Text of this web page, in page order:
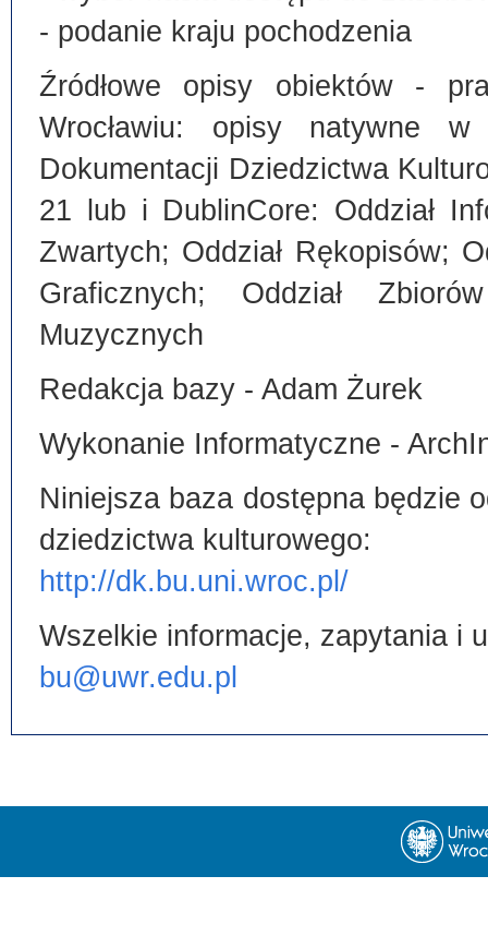
- podanie kraju pochodzenia
Źródłowe opisy obiektów -
Wrocławiu: opisy natywne
Dokumentacji Dziedzictwa
21 lub i DublinCore: Oddział
Zwartych; Oddział Rękopisów;
Graficznych; Oddział
Muzycznych
Redakcja bazy - Adam Żurek
Wykonanie Informatyczne -
Niniejsza baza dostępna będzie
dziedzictwa kulturowego:
http://dk.bu.uni.wroc.pl/
Wszelkie informacje, zapytania i
bu@uwr.edu.pl